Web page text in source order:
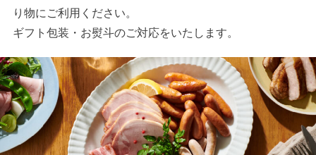
り物にご利用ください。
ギフト包装・お熨斗のご対応をいたします。